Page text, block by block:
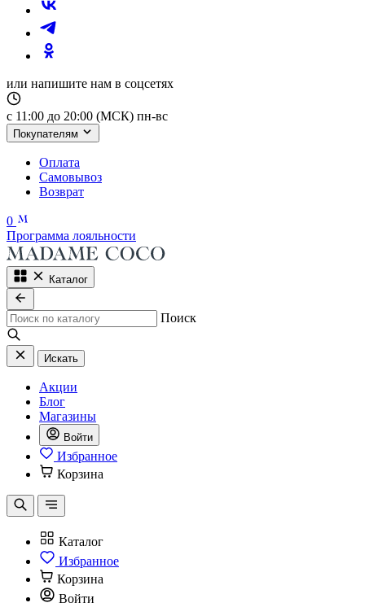
или напишите нам в соцсетях
с 11:00 до 20:00 (МСК) пн-вс
Покупателям
Оплата
Самовывоз
Возврат
0
Программа лояльности
Каталог
Поиск
Искать
Акции
Блог
Магазины
Войти
Избранное
Корзина
Каталог
Избранное
Корзина
Войти